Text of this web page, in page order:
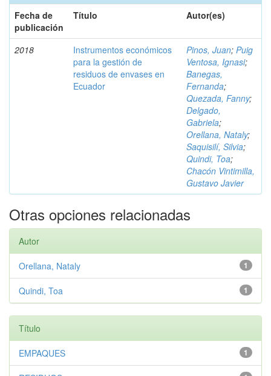
Fecha de
publicación
Título Autor(es)
2018
Instrumentos económicos
para la gestión de
residuos de envases en
Ecuador
Pinos, Juan; Puig
Ventosa, Ignasi;
Banegas,
Fernanda;
Quezada, Fanny;
Delgado,
Gabriela;
Orellana, Nataly;
Saquisilí, Silvia;
Quindi, Toa;
Chacón Vintimilla,
Gustavo Javier
Otras opciones relacionadas
Autor
1
Orellana, Nataly
1
Quindi, Toa
Título
1
EMPAQUES